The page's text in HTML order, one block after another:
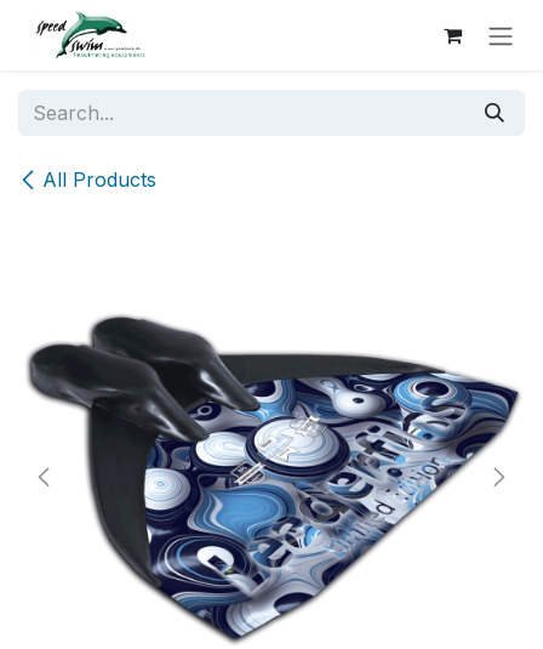
Skip to Content
All Products